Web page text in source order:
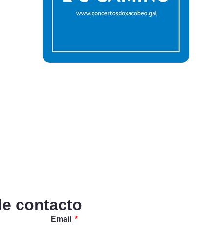
contacto
Email